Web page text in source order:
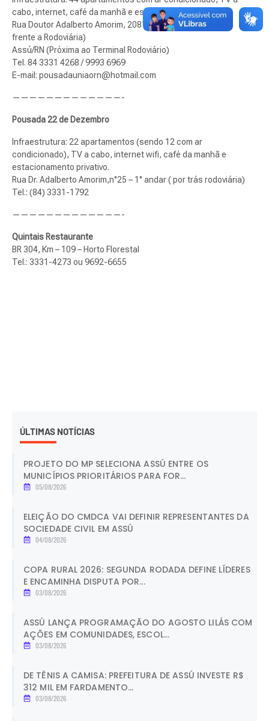
cabo, internet, café da manhã e estacionamento privativo.
Rua Doutor Adalberto Amorim, 2081 – bairro Vertentes (Em
frente a Rodoviária)
Assú/RN (Próxima ao Terminal Rodoviário)
Tel. 84 3331 4268 / 9993 6969
E-mail: pousadauniaorn@hotmail.com
—————————————-
Pousada 22 de Dezembro
Infraestrutura: 22 apartamentos (sendo 12 com ar
condicionado), TV a cabo, internet wifi, café da manhã e
estacionamento privativo.
Rua Dr. Adalberto Amorim,n°25 – 1° andar ( por trás rodoviária)
Tel.: (84) 3331-1792
—————————————-
Quintais Restaurante
BR 304, Km – 109 – Horto Florestal
Tel.: 3331-4273 ou 9692-6655
ÚLTIMAS NOTÍCIAS
PROJETO DO MP SELECIONA ASSÚ ENTRE OS
MUNICÍPIOS PRIORITÁRIOS PARA FOR...
05/08/2026
ELEIÇÃO DO CMDCA VAI DEFINIR REPRESENTANTES DA
SOCIEDADE CIVIL EM ASSÚ
04/08/2026
COPA RURAL 2026: SEGUNDA RODADA DEFINE LÍDERES
E ENCAMINHA DISPUTA POR...
03/08/2026
ASSÚ LANÇA PROGRAMAÇÃO DO AGOSTO LILÁS COM
AÇÕES EM COMUNIDADES, ESCOL...
03/08/2026
DE TÊNIS A CAMISA: PREFEITURA DE ASSÚ INVESTE R$
312 MIL EM FARDAMENTO...
03/08/2026